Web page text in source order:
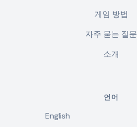
게임 방법
자주 묻는 질문
소개
언어
English